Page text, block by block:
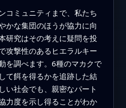
コミュニティまで、私たち
かな集団のほうが協力に向
研究はその考えに疑問を投
攻撃性のあるヒエラルキー
を調べます。6種のマカクで
て餌を得るかを追跡した結
い社会でも、親密なパート
力度を示し得ることがわか